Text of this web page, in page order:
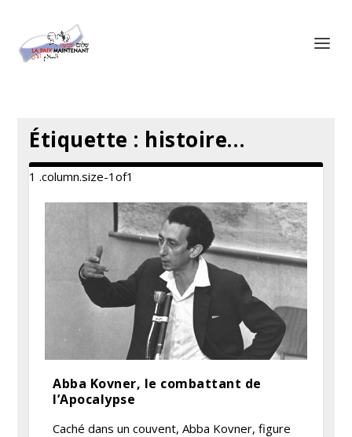
Étiquette : histoire…
Abba Kovner, le combattant de
l’Apocalypse
Caché dans un couvent, Abba Kovner, figure